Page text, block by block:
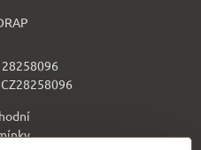
28258096
CZ28258096
y